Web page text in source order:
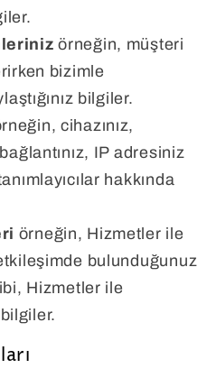
örneğin, müşteri
bizimle
bilgiler.
cihazınız,
IP adresiniz
hakkında
örneğin, Hizmetler ile
bulunduğunuz
Hizmetler ile